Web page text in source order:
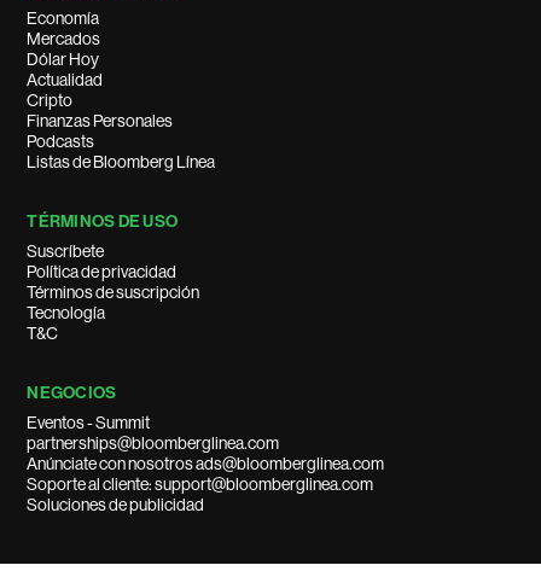
Economía
Mercados
Dólar Hoy
Actualidad
Cripto
Finanzas Personales
Podcasts
Listas de Bloomberg Línea
TÉRMINOS DE USO
Suscríbete
Política de privacidad
Términos de suscripción
Tecnología
T&C
NEGOCIOS
Eventos - Summit
partnerships@bloomberglinea.com
Anúnciate con nosotros ads@bloomberglinea.com
Soporte al cliente: support@bloomberglinea.com
Soluciones de publicidad